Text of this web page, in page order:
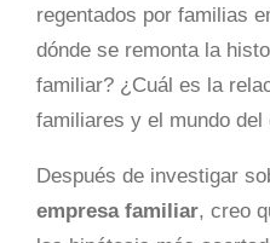
regentados por familias
dónde se remonta la
familiar? ¿Cuál es la
familiares y el mundo del
Después de investigar
empresa familiar, creo